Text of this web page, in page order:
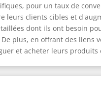
pour un taux de
leurs clients cibles et
dont ils ont besoin
plus, en offrant des liens
et acheter leurs produits